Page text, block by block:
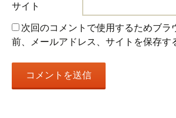
サイト
次回のコメントで使用するためブラ
前、メールアドレス、サイトを保存す